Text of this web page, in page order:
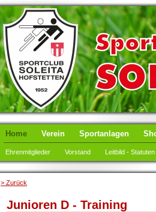
Home Verein Sportanlagen
Ehrenmitglieder Vorstand Leitbild - Statuten
> Zurück
Junioren D - Training